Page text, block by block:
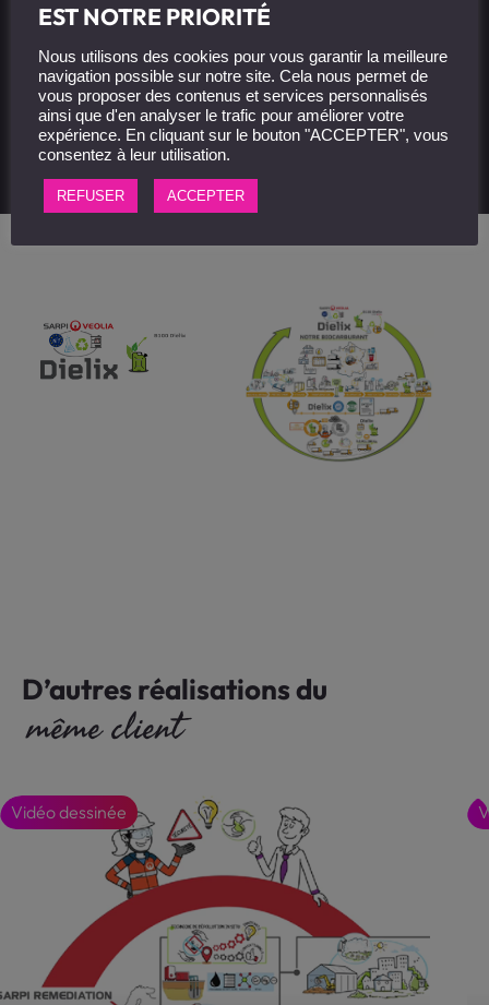
Démarrer un projet
D’autres réalisations du
même client
EST NOTRE PRIORITÉ
Nous utilisons des cookies pour vous garantir la meilleure
navigation possible sur notre site. Cela nous permet de
vous proposer des contenus et services personnalisés
ainsi que d'en analyser le trafic pour améliorer votre
expérience. En cliquant sur le bouton "ACCEPTER", vous
consentez à leur utilisation.
REFUSER ACCEPTER